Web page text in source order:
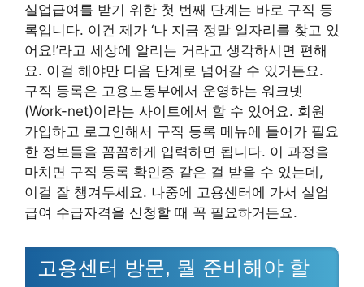
실업급여를 받기 위한 첫 번째 단계는 바로 구직 등
록입니다. 이건 제가 ‘나 지금 정말 일자리를 찾고 있
어요!’라고 세상에 알리는 거라고 생각하시면 편해
요. 이걸 해야만 다음 단계로 넘어갈 수 있거든요.
구직 등록은 고용노동부에서 운영하는 워크넷
(Work-net)이라는 사이트에서 할 수 있어요. 회원
가입하고 로그인해서 구직 등록 메뉴에 들어가 필요
한 정보들을 꼼꼼하게 입력하면 됩니다. 이 과정을
마치면 구직 등록 확인증 같은 걸 받을 수 있는데,
이걸 잘 챙겨두세요. 나중에 고용센터에 가서 실업
급여 수급자격을 신청할 때 꼭 필요하거든요.
고용센터 방문, 뭘 준비해야 할